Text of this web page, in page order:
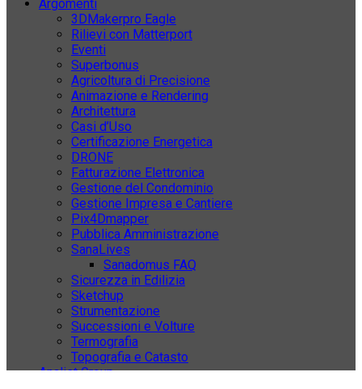
Argomenti
3DMakerpro Eagle
Rilievi con Matterport
Eventi
Superbonus
Agricoltura di Precisione
Animazione e Rendering
Architettura
Casi d’Uso
Certificazione Energetica
DRONE
Fatturazione Elettronica
Gestione del Condominio
Gestione Impresa e Cantiere
Pix4Dmapper
Pubblica Amministrazione
SanaLives
Sanadomus FAQ
Sicurezza in Edilizia
Sketchup
Strumentazione
Successioni e Volture
Termografia
Topografia e Catasto
Analist Group